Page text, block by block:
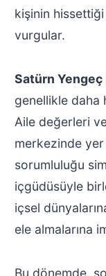
kişinin hissettiği
vurgular.
Satürn
genellikle daha
Aile değerleri
merkezinde yer
sorumluluğu
içgüdüsüyle
içsel
ele almalarına
Bu dönemde,